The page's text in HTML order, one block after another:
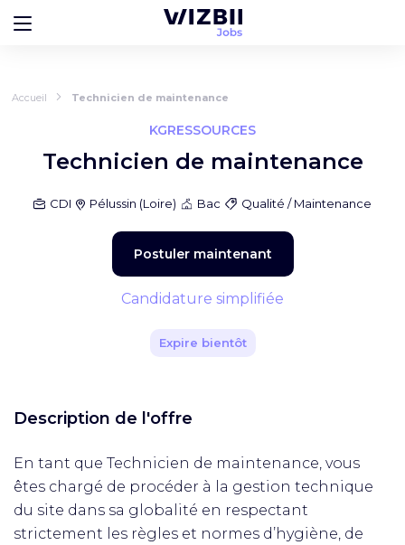
Accueil Technicien de maintenance
KGRESSOURCES
Technicien de maintenance
CDI Pélussin (Loire) Bac Qualité / Maintenance
Postuler maintenant
Candidature simplifiée
Expire bientôt
Description de l'offre
En tant que Technicien de maintenance, vous
êtes chargé de procéder à la gestion technique
du site dans sa globalité en respectant
strictement les règles et normes d’hygiène, de